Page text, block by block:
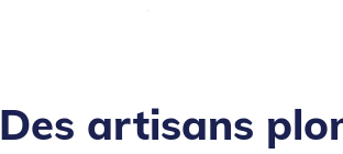
Des artisans